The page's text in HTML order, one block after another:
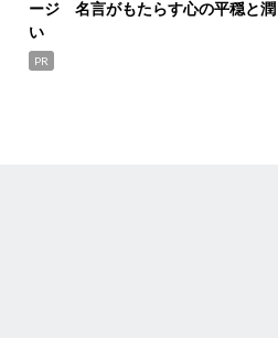
ージ 名言がもたらす心の平穏と潤
い
PR